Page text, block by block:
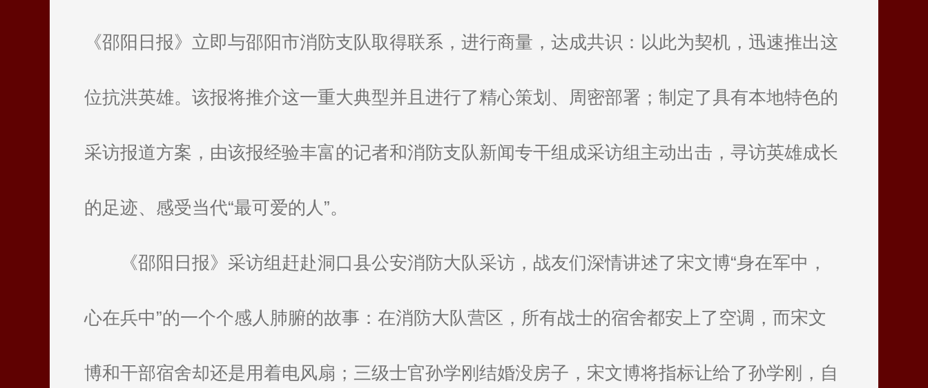
《邵阳日报》立即与邵阳市消防支队取得联系，进行商量，达成共识：以此为契机，迅速推出这
位抗洪英雄。该报将推介这一重大典型并且进行了精心策划、周密部署；制定了具有本地特色的
采访报道方案，由该报经验丰富的记者和消防支队新闻专干组成采访组主动出击，寻访英雄成长
的足迹、感受当代“最可爱的人”。
《邵阳日报》采访组赶赴洞口县公安消防大队采访，战友们深情讲述了宋文博“身在军中，
心在兵中”的一个个感人肺腑的故事：在消防大队营区，所有战士的宿舍都安上了空调，而宋文
博和干部宿舍却还是用着电风扇；三级士官孙学刚结婚没房子，宋文博将指标让给了孙学刚，自